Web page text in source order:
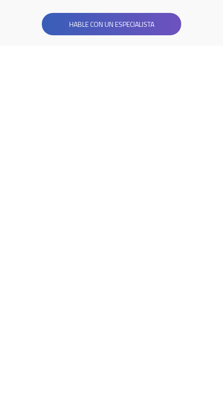
HABLE CON UN ESPECIALISTA